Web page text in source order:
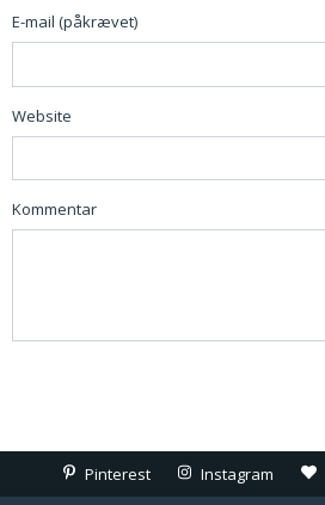
E-mail (påkrævet)
Website
Kommentar
Pinterest Instagram